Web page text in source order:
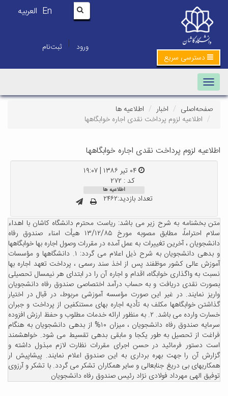
En العربیه
ورود | ثبت‌نام
دسترسی سریع
Toggle navigation
صفحه‌اصلی اخبار
اطلاعیه ها
اطلاعیه لزوم پرداخت نقدی اجاره خوابگاهها
اطلاعیه لزوم پرداخت نقدی اجاره خوابگاهها
کد : ۲۷۲
اطلاعیه ها
تعداد بازدید:۲۴۶۲
متن بخشنامه به شرح زیر می باشد: ریاست محترم دانشگاه کاشان با اهداء
سلام احتراماً، مطابق مصوبه مورخ ۱۳/۱۲/۸۵ هیأت امناء صندوق رفاه
دانشجویان ، آخرین تغییرات به عمل آمده در مقررات وصول اجاره بها خوابگاهها
و بدهی دانشجویان به شرح ذیل اعلام می گردد: ۱. دانشگاهها و مؤسسات
آموزش عالی کشور موظفند پس از اخذ سند رسمی ، پرداخت تعهد اجاره بها
نسبت به واگذاری خوابگاه، اقدام و اجاره آن را در ابتدای هر نیمسال تحصیلی
بصورت نقدی دریافت و به حساب درآمد اختصاصی صندوق رفاه دانشجویان
واریز نمایند. در غیر این صورت مؤسسه آموزشی مربوط، در قبال در اختیار
گذاشتن خوابگاهها مکلف به تأدیه اجاره بهای مستنکفین از پرداخت و جبران
خسارت وارده می باشد. ۲. به منظور ارائه خدمات مطلوب و حفظ ارزش افزوده
سرمایه صندوق رفاه دانشجویان ، میزان ۱۰% از بدهی دانشجویان به هنگام
فراغت از تحصیل به طور یکجا و مابقی بدهی تقسیط می شود. خواهشمند
است دستور فرمائید در حسن اجرای مقررات نظارت لازم مبذول داشته و
گزارش آن را جهت بهره برداری به این صندوق اعلام نمایند. پیشاپیش ار
همکاریهای بی دریغ جنابعالی و سایر همکاران تشکر می گردد. با تشکر و آرزوی
توفیق الهی مهرداد فولادی نژاد رئیس صندوق رفاه دانشجویان